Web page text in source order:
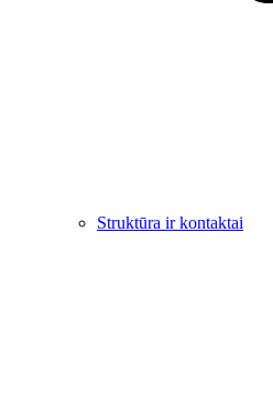
Struktūra ir kontaktai